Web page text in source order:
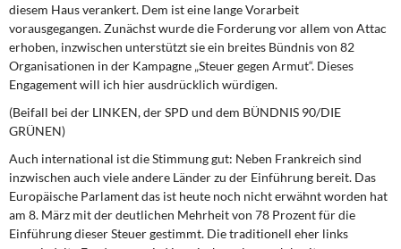
diesem Haus verankert. Dem ist eine lange Vorarbeit
vorausgegangen. Zunächst wurde die Forderung vor allem von Attac
erhoben, inzwischen unterstützt sie ein breites Bündnis von 82
Organisationen in der Kampagne „Steuer gegen Armut“. Dieses
Engagement will ich hier ausdrücklich würdigen.
(Beifall bei der LINKEN, der SPD und dem BÜNDNIS 90/DIE
GRÜNEN)
Auch international ist die Stimmung gut: Neben Frankreich sind
inzwischen auch viele andere Länder zu der Einführung bereit. Das
Europäische Parlament das ist heute noch nicht erwähnt worden hat
am 8. März mit der deutlichen Mehrheit von 78 Prozent für die
Einführung dieser Steuer gestimmt. Die traditionell eher links